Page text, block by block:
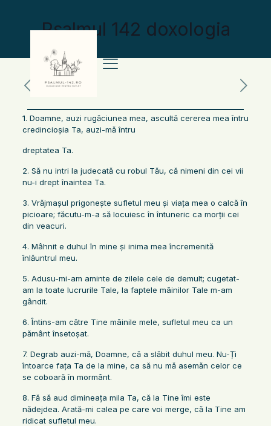
Psalmul 142 doxologia
1. Doamne, auzi rugăciunea mea, ascultă cererea mea întru
credincioşia Ta, auzi-mă întru
dreptatea Ta.
2. Să nu intri la judecată cu robul Tău, că nimeni din cei vii
nu-i drept înaintea Ta.
3. Vrăjmaşul prigoneşte sufletul meu şi viaţa mea o calcă în
picioare; făcutu-m-a să locuiesc în întuneric ca morţii cei
din veacuri.
4. Mâhnit e duhul în mine şi inima mea încremenită
înlăuntrul meu.
5. Adusu-mi-am aminte de zilele cele de demult; cugetat-
am la toate lucrurile Tale, la faptele mâinilor Tale m-am
gândit.
6. Întins-am către Tine mâinile mele, sufletul meu ca un
pământ însetoşat.
7. Degrab auzi-mă, Doamne, că a slăbit duhul meu. Nu-Ți
întoarce faţa Ta de la mine, ca să nu mă asemăn celor ce
se coboară în mormânt.
8. Fă să aud dimineaţa mila Ta, că la Tine îmi este
nădejdea. Arată-mi calea pe care voi merge, că la Tine am
ridicat sufletul meu.